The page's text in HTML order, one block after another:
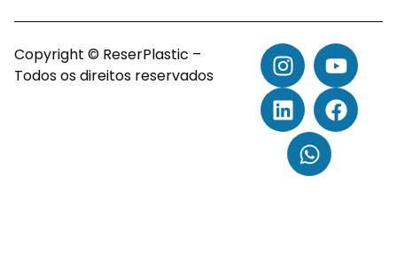
Copyright © ReserPlastic –
Todos os direitos reservados